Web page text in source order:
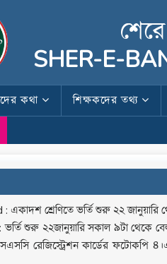
SHER-E-
কথা শিক্ষকদের তথ্য
শ্রেণিতে ভর্তি শুরু ২২ জানুয়ারি
শুরু ২২জানুয়ারি সকাল ৯টা থেকে
রেজিস্ট্রেশন কার্ডের ফটোকপি